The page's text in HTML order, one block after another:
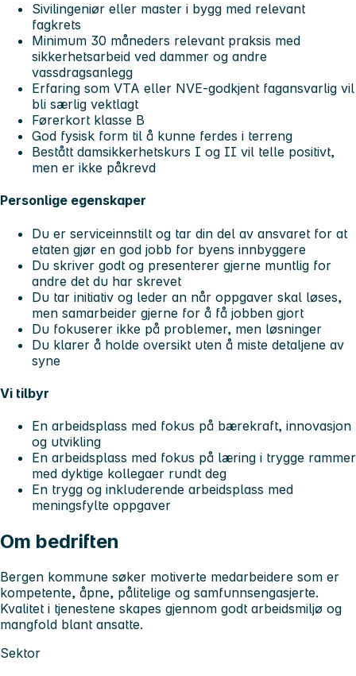
Sivilingeniør eller master i bygg med relevant
fagkrets
Minimum 30 måneders relevant praksis med
sikkerhetsarbeid ved dammer og andre
vassdragsanlegg
Erfaring som VTA eller NVE-godkjent fagansvarlig vil
bli særlig vektlagt
Førerkort klasse B
God fysisk form til å kunne ferdes i terreng
Bestått damsikkerhetskurs I og II vil telle positivt,
men er ikke påkrevd
Personlige egenskaper
Du er serviceinnstilt og tar din del av ansvaret for at
etaten gjør en god jobb for byens innbyggere
Du skriver godt og presenterer gjerne muntlig for
andre det du har skrevet
Du tar initiativ og leder an når oppgaver skal løses,
men samarbeider gjerne for å få jobben gjort
Du fokuserer ikke på problemer, men løsninger
Du klarer å holde oversikt uten å miste detaljene av
syne
Vi tilbyr
En arbeidsplass med fokus på bærekraft, innovasjon
og utvikling
En arbeidsplass med fokus på læring i trygge rammer
med dyktige kollegaer rundt deg
En trygg og inkluderende arbeidsplass med
meningsfylte oppgaver
Om bedriften
Bergen kommune søker motiverte medarbeidere som er
kompetente, åpne, pålitelige og samfunnsengasjerte.
Kvalitet i tjenestene skapes gjennom godt arbeidsmiljø og
mangfold blant ansatte.
Sektor